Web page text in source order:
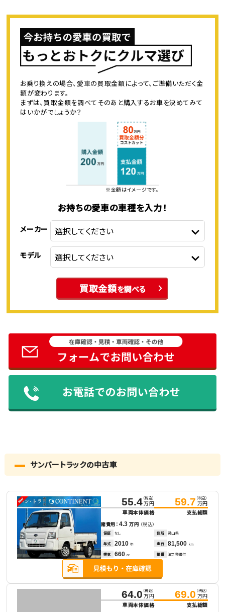
お乗り換えの場合、愛車の買取金額によって、ご準備いただく金
額が変わります。
まずは、買取金額を調べてそのあと購入するお車を決めてみて
はいかがでしょうか？
※金額はイメージです。
お持ちの愛車の車種を入力！
メーカー
モデル
買取金額を調べる
サンバートラックの中古車
55.4 （税込）
万円
車両本体価格
59.7 （税込）
万円
支払総額
諸費用：4.3万円 （税込）
保証 なし 住所 岡山県
年式 2010 年 走行 81,500 km
排気 660 cc 整備 法定整備付
64.0 （税込）
万円
車両本体価格
69.0 （税込）
万円
支払総額